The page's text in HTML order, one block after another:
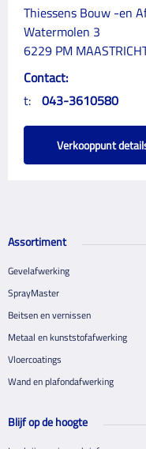
Thiessens Bouw -en
Watermolen 3
6229 PM
Contact:
t: 043-3610580
Verkooppunt
Assortiment
Gevelafwerking
SprayMaster
Beitsen en vernissen
Metaal en kunststofafwerking
Vloercoatings
Wand en plafondafwerking
Blijf op de hoogte